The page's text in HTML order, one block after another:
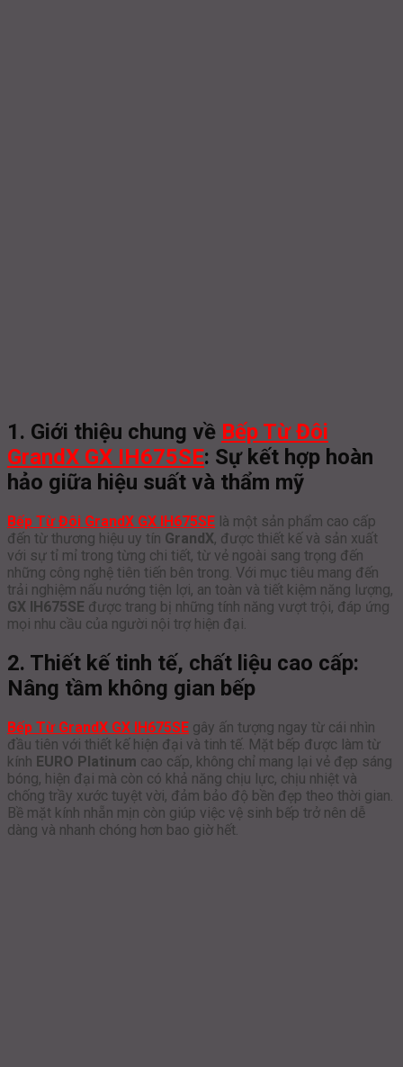
1. Giới thiệu chung về Bếp Từ Đôi
GrandX GX IH675SE: Sự kết hợp hoàn
hảo giữa hiệu suất và thẩm mỹ
Bếp Từ Đôi GrandX GX IH675SE là một sản phẩm cao cấp
đến từ thương hiệu uy tín GrandX, được thiết kế và sản xuất
với sự tỉ mỉ trong từng chi tiết, từ vẻ ngoài sang trọng đến
những công nghệ tiên tiến bên trong. Với mục tiêu mang đến
trải nghiệm nấu nướng tiện lợi, an toàn và tiết kiệm năng lượng,
GX IH675SE được trang bị những tính năng vượt trội, đáp ứng
mọi nhu cầu của người nội trợ hiện đại.
2. Thiết kế tinh tế, chất liệu cao cấp:
Nâng tầm không gian bếp
Bếp Từ GrandX GX IH675SE gây ấn tượng ngay từ cái nhìn
đầu tiên với thiết kế hiện đại và tinh tế. Mặt bếp được làm từ
kính EURO Platinum cao cấp, không chỉ mang lại vẻ đẹp sáng
bóng, hiện đại mà còn có khả năng chịu lực, chịu nhiệt và
chống trầy xước tuyệt vời, đảm bảo độ bền đẹp theo thời gian.
Bề mặt kính nhẵn mịn còn giúp việc vệ sinh bếp trở nên dễ
dàng và nhanh chóng hơn bao giờ hết.